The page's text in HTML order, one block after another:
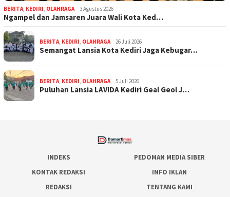
BERITA, KEDIRI, OLAHRAGA 3 Agustus 2026
Ngampel dan Jamsaren Juara Wali Kota Ked…
BERITA, KEDIRI, OLAHRAGA 26 Juli 2026
Semangat Lansia Kota Kediri Jaga Kebugar…
BERITA, KEDIRI, OLAHRAGA 5 Juli 2026
Puluhan Lansia LAVIDA Kediri Geal Geol J…
INDEKS
PEDOMAN MEDIA SIBER
KONTAK REDAKSI
INFO IKLAN
REDAKSI
TENTANG KAMI